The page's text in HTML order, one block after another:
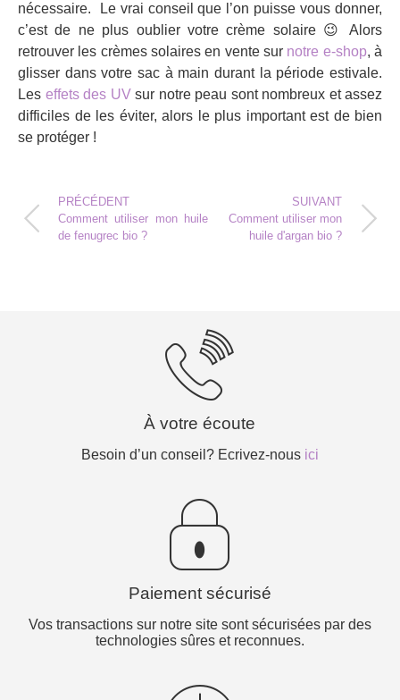
nécessaire. Le vrai conseil que l’on puisse vous donner,
c’est de ne plus oublier votre crème solaire 😉 Alors
retrouver les crèmes solaires en vente sur notre e-shop, à
glisser dans votre sac à main durant la période estivale.
Les effets des UVsur notre peau sont nombreux et assez
difficiles de les éviter, alors le plus important est de bien
se protéger !
PRÉCÉDENT
Comment utiliser mon huile
de fenugrec bio ?
SUIVANT
Comment utiliser mon
huile d'argan bio ?
À votre écoute
Besoin d’un conseil? Ecrivez-nous ici
Paiement sécurisé
Vos transactions sur notre site sont sécurisées par des
technologies sûres et reconnues.